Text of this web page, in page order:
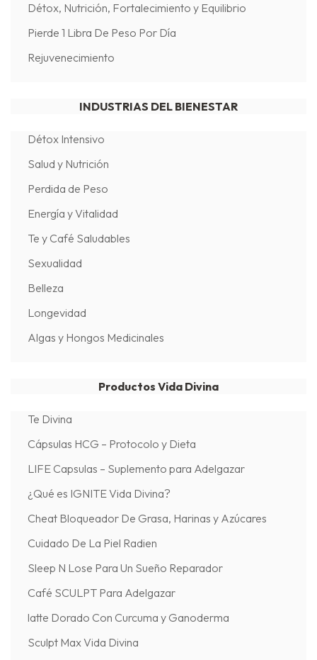
Détox, Nutrición, Fortalecimiento y Equilibrio
Pierde 1 Libra De Peso Por Día
Rejuvenecimiento
INDUSTRIAS DEL BIENESTAR
Détox Intensivo
Salud y Nutrición
Perdida de Peso
Energía y Vitalidad
Te y Café Saludables
Sexualidad
Belleza
Longevidad
Algas y Hongos Medicinales
Productos Vida Divina
Te Divina
Cápsulas HCG – Protocolo y Dieta
LIFE Capsulas – Suplemento para Adelgazar
¿Qué es IGNITE Vida Divina?
Cheat Bloqueador De Grasa, Harinas y Azúcares
Cuidado De La Piel Radien
Sleep N Lose Para Un Sueño Reparador
Café SCULPT Para Adelgazar
latte Dorado Con Curcuma y Ganoderma
Sculpt Max Vida Divina